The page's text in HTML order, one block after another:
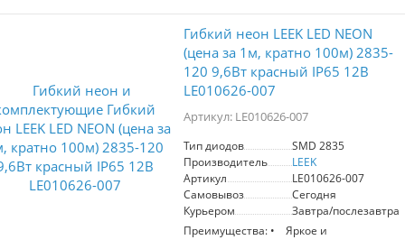
Гибкий неон LEEK LED NEON
(цена за 1м, кратно 100м) 2835-
120 9,6Вт красный IP65 12В
LE010626-007
Артикул: LE010626-007
Тип диодов
SMD 2835
Производитель
LEEK
Артикул
LE010626-007
Самовывоз
Сегодня
Курьером
Завтра/послезавтра
Преимущества: • Яркое и